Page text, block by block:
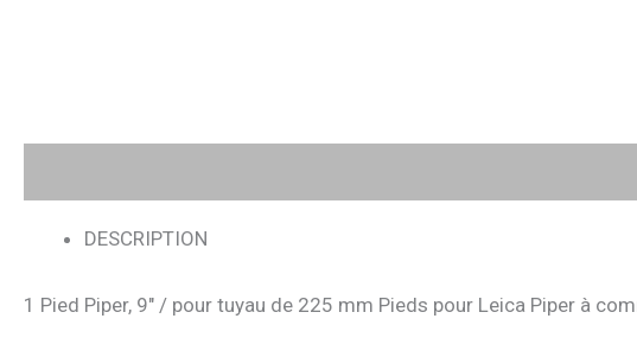
DESCRIPTION
1 Pied Piper, 9″ / pour tuyau de 225 mm Pieds pour Leica Piper à